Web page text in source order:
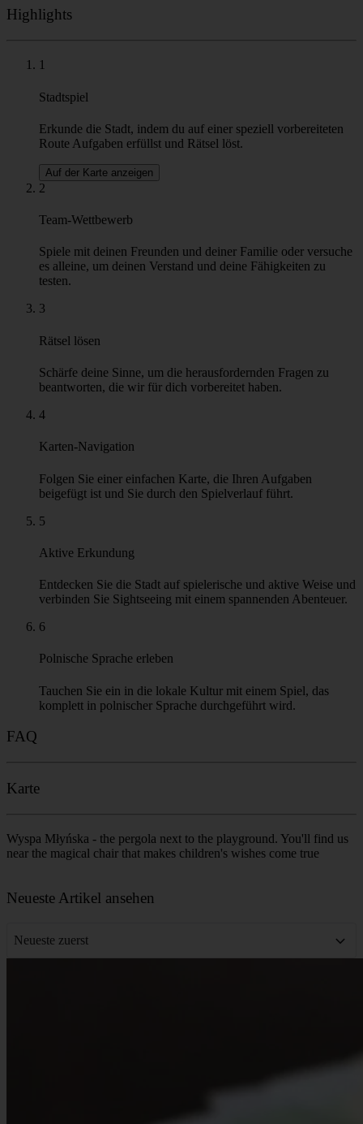
Highlights
1
Stadtspiel
Erkunde die Stadt, indem du auf einer speziell vorbereiteten
Route Aufgaben erfüllst und Rätsel löst.
Auf der Karte anzeigen
2
Team-Wettbewerb
Spiele mit deinen Freunden und deiner Familie oder versuche
es alleine, um deinen Verstand und deine Fähigkeiten zu
testen.
3
Rätsel lösen
Schärfe deine Sinne, um die herausfordernden Fragen zu
beantworten, die wir für dich vorbereitet haben.
4
Karten-Navigation
Folgen Sie einer einfachen Karte, die Ihren Aufgaben
beigefügt ist und Sie durch den Spielverlauf führt.
5
Aktive Erkundung
Entdecken Sie die Stadt auf spielerische und aktive Weise und
verbinden Sie Sightseeing mit einem spannenden Abenteuer.
6
Polnische Sprache erleben
Tauchen Sie ein in die lokale Kultur mit einem Spiel, das
komplett in polnischer Sprache durchgeführt wird.
FAQ
Karte
Wyspa Młyńska - the pergola next to the playground. You'll find us
near the magical chair that makes children's wishes come true
+
Neueste Artikel ansehen
Neueste zuerst